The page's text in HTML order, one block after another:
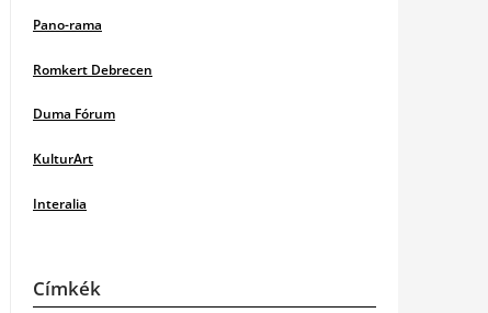
Pano-rama
Romkert Debrecen
Duma Fórum
KulturArt
Interalia
Címkék